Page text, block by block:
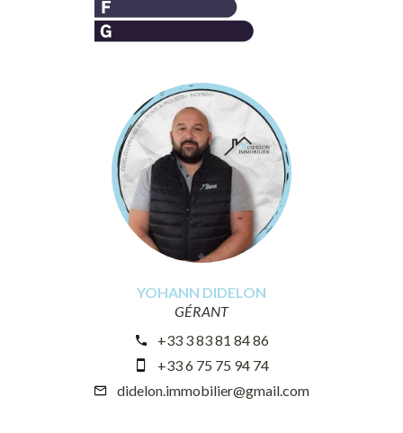
YOHANN DIDELON
GÉRANT
+33 3 83 81 84 86
+33 6 75 75 94 74
didelon.immobilier@gmail.com